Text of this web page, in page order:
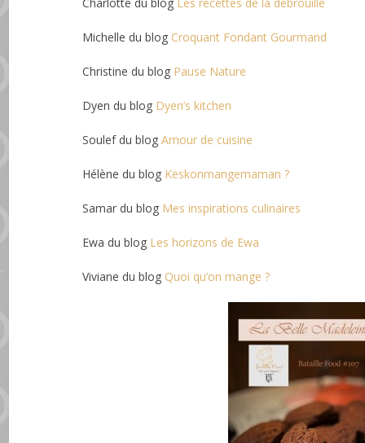
Michelle du blog Croquant Fondant Gourmand
Christine du blog Pause Nature
Dyen du blog Dyen’s kitchen
Soulef du blogAmour de cuisine
Hélène du blog Keskonmangemaman ?
Samar du blog Mes inspirations culinaires
Ewa du blog Les horizons de Ewa
Viviane du blog Quoi qu’on mange ?